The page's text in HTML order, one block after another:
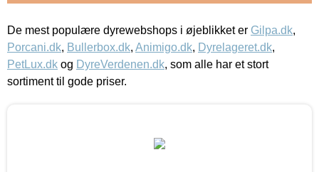
De mest populære dyrewebshops i øjeblikket er Gilpa.dk,
Porcani.dk, Bullerbox.dk, Animigo.dk, Dyrelageret.dk,
PetLux.dk og DyreVerdenen.dk, som alle har et stort
sortiment til gode priser.